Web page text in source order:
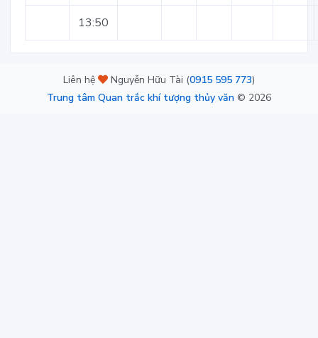
13:50
Liên hệ Nguyễn Hữu Tài (0915 595 773)
Trung tâm Quan trắc khí tượng thủy văn © 2026